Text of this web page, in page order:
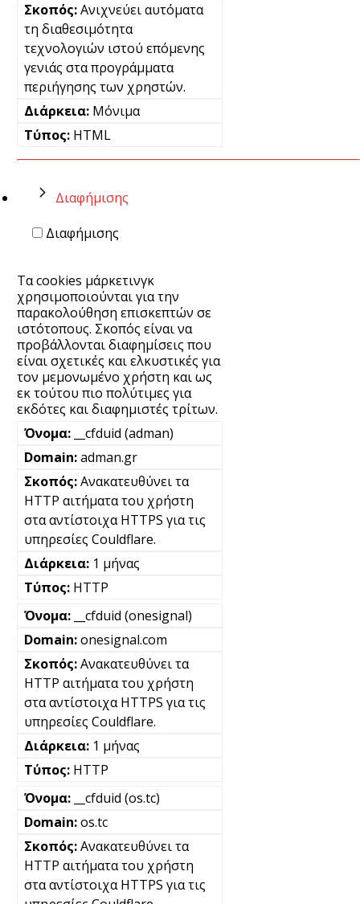
Ανιχνεύει αυτόματα
τη διαθεσιμότητα
τεχνολογιών ιστού επόμενης
γενιάς στα προγράμματα
περιήγησης των χρηστών.
Μόνιμα
HTML
Διαφήμισης
Διαφήμισης
Τα cookies μάρκετινγκ
χρησιμοποιούνται για την
παρακολούθηση επισκεπτών σε
ιστότοπους. Σκοπός είναι να
προβάλλονται διαφημίσεις που
είναι σχετικές και ελκυστικές για
τον μεμονωμένο χρήστη και ως
εκ τούτου πιο πολύτιμες για
εκδότες και διαφημιστές τρίτων.
__cfduid (adman)
adman.gr
Ανακατευθύνει τα
HTTP αιτήματα του χρήστη
στα αντίστοιχα HTTPS για τις
υπηρεσίες Couldflare.
1 μήνας
HTTP
__cfduid (onesignal)
onesignal.com
Ανακατευθύνει τα
HTTP αιτήματα του χρήστη
στα αντίστοιχα HTTPS για τις
υπηρεσίες Couldflare.
1 μήνας
HTTP
__cfduid (os.tc)
os.tc
Ανακατευθύνει τα
HTTP αιτήματα του χρήστη
στα αντίστοιχα HTTPS για τις